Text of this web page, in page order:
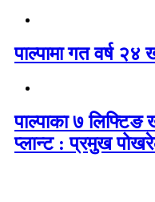
पाल्पामा गत वर्ष
पाल्पाका ७ लिफ्टिङ
प्लान्ट : प्रमुख